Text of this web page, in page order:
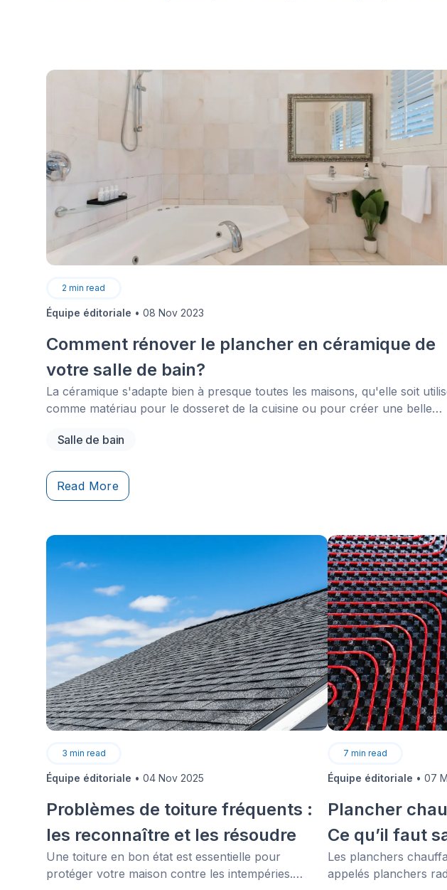
2 min read
Équipe éditoriale • 08 Nov 2023
Comment rénover le plancher en céramique de
votre salle de bain?
La céramique s'adapte bien à presque toutes les maisons, qu'elle soit
comme matériau pour le dosseret de la cuisine ou pour créer une belle
est robuste et possède une excellente durée de vie s'il est bien entretenu.
Salle de bain
Read More
3 min read
Équipe éditoriale • 04 Nov 2025
Problèmes de toiture fréquents :
les reconnaître et les résoudre
Une toiture en bon état est essentielle pour
protéger votre maison contre les intempéries.
7 min read
Équipe éditoriale • 07
Plancher
Ce qu’il faut
Les planchers
appelés planchers